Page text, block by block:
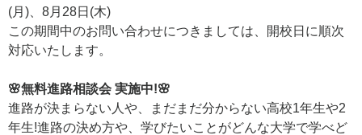
(月)、8月28日(木)
この期間中のお問い合わせにつきましては、開校日に順次
対応いたします。
🌸無料進路相談会 実施中!🌸
進路が決まらない人や、まだまだ分からない高校1年生や2
年生!進路の決め方や、学びたいことがどんな大学で学べど